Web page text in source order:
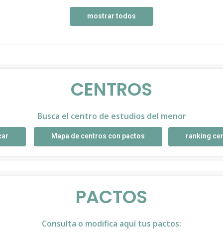
mostrar todos
CENTROS
Busca el centro de estudios del menor
Mapa de centros con pactos ranking
PACTOS
Consulta o modifica aquí tus pactos: